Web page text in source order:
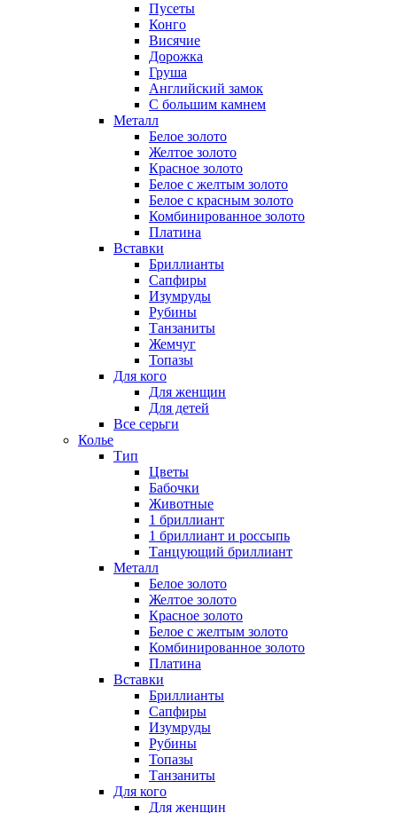
Пусеты
Конго
Висячие
Дорожка
Груша
Английский замок
С большим камнем
Металл
Белое золото
Желтое золото
Красное золото
Белое с желтым золото
Белое с красным золото
Комбинированное золото
Платина
Вставки
Бриллианты
Сапфиры
Изумруды
Рубины
Танзаниты
Жемчуг
Топазы
Для кого
Для женщин
Для детей
Все серьги
Колье
Тип
Цветы
Бабочки
Животные
1 бриллиант
1 бриллиант и россыпь
Танцующий бриллиант
Металл
Белое золото
Желтое золото
Красное золото
Белое с желтым золото
Комбинированное золото
Платина
Вставки
Бриллианты
Сапфиры
Изумруды
Рубины
Топазы
Танзаниты
Для кого
Для женщин